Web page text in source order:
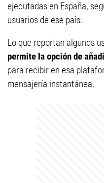
ejecutadas en España,
usuarios de ese país.
Lo que reportan algunos
permite la opción de
para recibir en esa
mensajería instantánea.